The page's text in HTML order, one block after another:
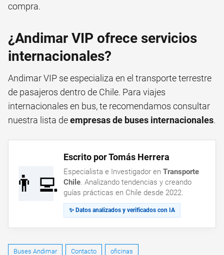
compra.
¿Andimar VIP ofrece servicios
internacionales?
Andimar VIP se especializa en el transporte terrestre
de pasajeros dentro de Chile. Para viajes
internacionales en bus, te recomendamos consultar
nuestra lista deempresas de buses internacionales.
👨‍💻
Escrito por Tomás Herrera
Especialista e Investigador en Transporte
Chile. Analizando tendencias y creando
guías prácticas en Chile desde 2022.
✨ Datos analizados y verificados con IA
Buses Andimar Contacto oficinas